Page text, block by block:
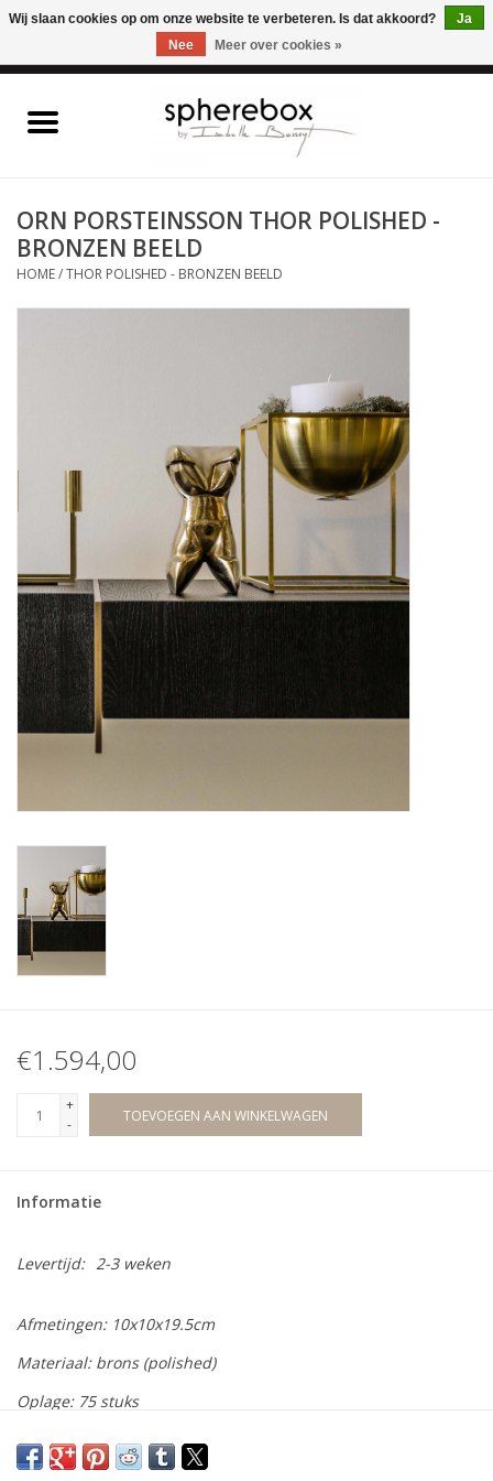
Home
MEUBELEN
BLOG
Merken
ORN PORSTEINSSON THOR POLISHED -
BRONZEN BEELD
HOME/THOR POLISHED - BRONZEN BEELD
€1.594,00
+
-
TOEVOEGEN AAN WINKELWAGEN
Informatie
Levertijd: 2-3 weken
Afmetingen: 10x10x19.5cm
Materiaal: brons (polished)
Oplage: 75 stuks
Wij slaan cookies op om onze website te verbeteren. Is dat akkoord?
Ja
Nee
Meer over cookies »
ONLINE WINKEL VOOR WOONACCESSOIRES, MEUBELEN & KUNST – GRATIS